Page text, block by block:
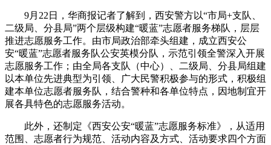
9月22日，华商报记者了解到，西安警方以“市局+支队、
二级局、分县局”两个层级构建“暖蓝”志愿者服务梯队，层层
推进志愿服务工作。由市局政治部牵头组建，成立西安公
安“暖蓝”志愿者服务队公安英模分队，示范引领全警深入开展
志愿服务工作；由全局各支队（中心）、二级局、分县局组建
以本单位先进典型为引领、广大民警积极参与的形式，积极组
建本单位志愿者服务队，结合警种和各单位特点，因地制宜开
展各具特色的志愿服务活动。
此外，还制定《西安公安“暖蓝”志愿服务标准》，从适用
范围、志愿者行为规范、活动内容及方式、活动要求四个方面